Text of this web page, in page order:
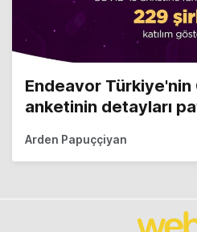
Endeavor Türkiye'nin
anketinin detayları
Arden Papuççiyan